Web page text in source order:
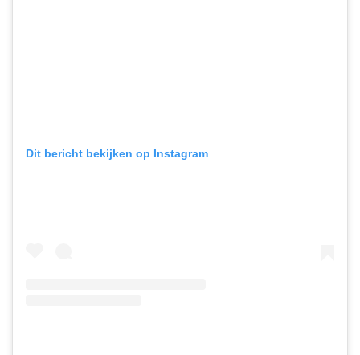
Dit bericht bekijken op Instagram